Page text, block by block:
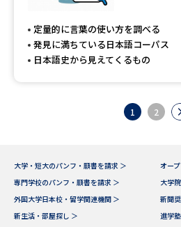
定量的に言葉の使い方を調べる
発見に満ちている日本語コーパス
日本語史から見えてくるもの
1 2
大学・短大のパンフ・願書を請求 ＞
オー
専門学校のパンフ・願書を請求 ＞
大学
外国大学日本校・留学関連機関 ＞
新聞
新生活・部屋探し ＞
進学